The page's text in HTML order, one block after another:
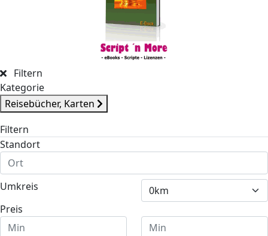
Filtern
Kategorie
Reisebücher, Karten
Filtern
Standort
Umkreis
Preis